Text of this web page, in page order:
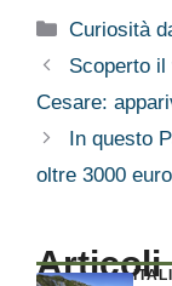
Categorie
Curiosità
Scoperto il
Cesare:
In questo
oltre 3000
Articoli